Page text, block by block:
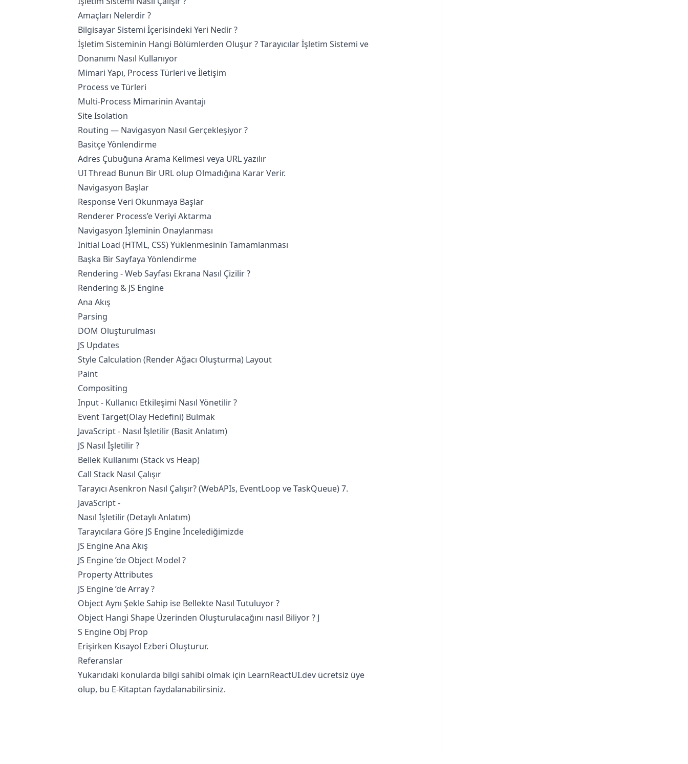
Amaçları Nelerdir ?
Bilgisayar Sistemi İçerisindeki Yeri Nedir ?
İşletim Sisteminin Hangi Bölümlerden Oluşur ? Tarayıcılar İşletim Sistemi ve
Donanımı Nasıl Kullanıyor
Mimari Yapı, Process Türleri ve İletişim
Process ve Türleri
Multi-Process Mimarinin Avantajı
Site Isolation
Routing — Navigasyon Nasıl Gerçekleşiyor ?
Basitçe Yönlendirme
Adres Çubuğuna Arama Kelimesi veya URL yazılır
UI Thread Bunun Bir URL olup Olmadığına Karar Verir.
Navigasyon Başlar
Response Veri Okunmaya Başlar
Renderer Process’e Veriyi Aktarma
Navigasyon İşleminin Onaylanması
Initial Load (HTML, CSS) Yüklenmesinin Tamamlanması
Başka Bir Sayfaya Yönlendirme
Rendering - Web Sayfası Ekrana Nasıl Çizilir ?
Rendering & JS Engine
Ana Akış
Parsing
DOM Oluşturulması
JS Updates
Style Calculation (Render Ağacı Oluşturma) Layout
Paint
Compositing
Input - Kullanıcı Etkileşimi Nasıl Yönetilir ?
Event Target(Olay Hedefini) Bulmak
JavaScript - Nasıl İşletilir (Basit Anlatım)
JS Nasıl İşletilir ?
Bellek Kullanımı (Stack vs Heap)
Call Stack Nasıl Çalışır
Tarayıcı Asenkron Nasıl Çalışır? (WebAPIs, EventLoop ve TaskQueue) 7.
JavaScript -
Nasıl İşletilir (Detaylı Anlatım)
Tarayıcılara Göre JS Engine İncelediğimizde
JS Engine Ana Akış
JS Engine ’de Object Model ?
Property Attributes
JS Engine ’de Array ?
Object Aynı Şekle Sahip ise Bellekte Nasıl Tutuluyor ?
Object Hangi Shape Üzerinden Oluşturulacağını nasıl Biliyor ? J
S Engine Obj Prop
Erişirken Kısayol Ezberi Oluşturur.
Referanslar
Yukarıdaki konularda bilgi sahibi olmak için LearnReactUI.dev ücretsiz üye
olup, bu E-Kitaptan faydalanabilirsiniz.